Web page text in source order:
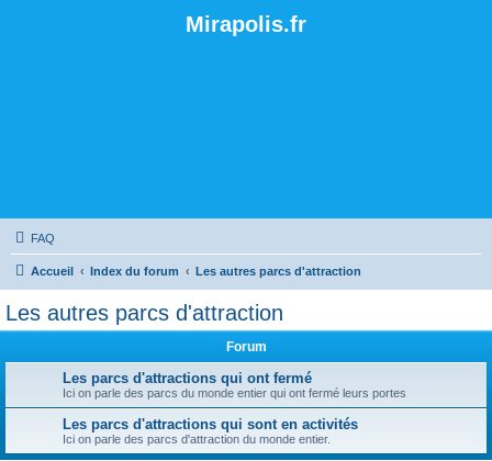
Mirapolis.fr
FAQ
Accueil Index du forum Les autres parcs d'attraction
Les autres parcs d'attraction
Forum
Les parcs d'attractions qui ont fermé
Ici on parle des parcs du monde entier qui ont fermé leurs portes
Les parcs d'attractions qui sont en activités
Ici on parle des parcs d'attraction du monde entier.